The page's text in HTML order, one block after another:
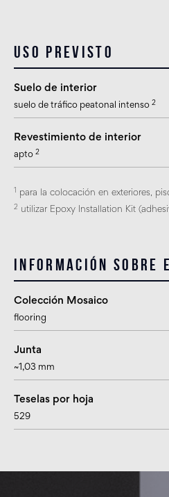
Uso previsto
Suelo de interior
suelo de tráfico peatonal intenso 2
Revestimiento de interior
apto 2
1 para la colocación en exteriores,
2 utilizar Epoxy Installation Kit
Información sobre
Colección Mosaico
flooring
Junta
~1,03 mm
Teselas por hoja
529